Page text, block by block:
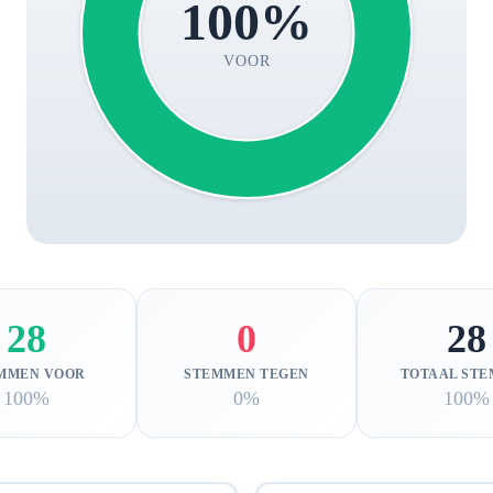
100%
VOOR
28
VOOR
100%
0
STEMMEN TEGEN
0%
28
TOTAAL
100%